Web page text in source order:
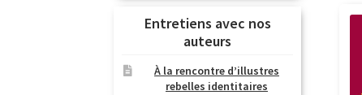
Entretiens avec nos
auteurs
À la rencontre d’illustres
rebelles identitaires